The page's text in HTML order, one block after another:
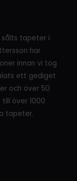
sålts tapeter i
har
innan vi tog
ett gediget
och över 50
över 1000
tapeter.